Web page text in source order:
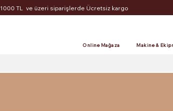
1000 TL ve üzeri siparişlerde Ücretsiz kargo
Online Mağaza Makine &